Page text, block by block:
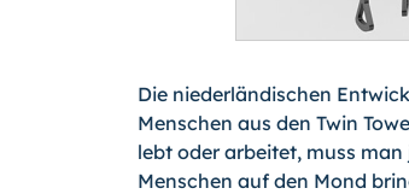
Die niederländischen
Menschen aus den Twin
lebt oder arbeitet, muss
Menschen auf den Mond